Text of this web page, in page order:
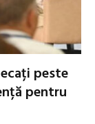
peste
pentru